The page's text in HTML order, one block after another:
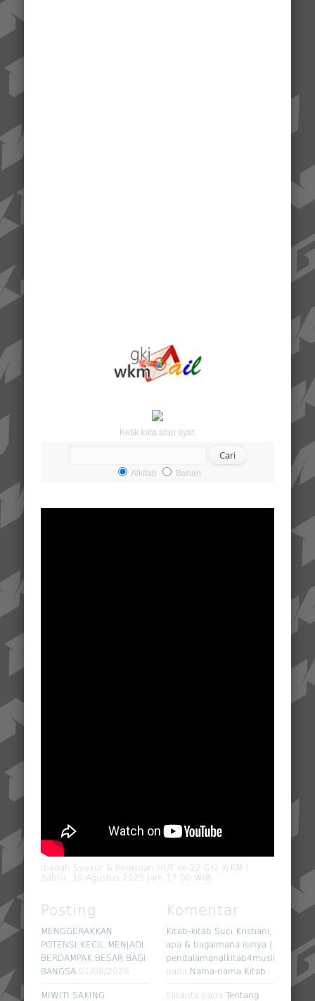
Ketik kata atau ayat:
Alkitab Bahan
Ibadah Syukur & Perayaan HUT ke-22 GKJ WKM |
Sabtu, 30 Agustus 2025 jam 17.00 WIB
Posting
MENGGERAKKAN
POTENSI KECIL MENJADI
BERDAMPAK BESAR BAGI
BANGSA 01/08/2026
MIWITI SAKING
Komentar
Kitab-kitab Suci Kristiani;
apa & bagaimana isinya |
pendalamanalkitab4muslim
pada Nama-nama Kitab
Elisanta padaTentang